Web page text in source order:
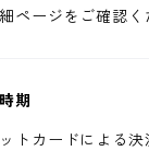
ページをご確認く
期
トカードによる決